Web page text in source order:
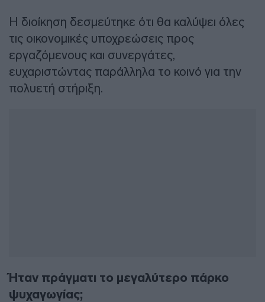
Η διοίκηση δεσμεύτηκε ότι θα καλύψει όλες
τις οικονομικές υποχρεώσεις προς
εργαζόμενους και συνεργάτες,
ευχαριστώντας παράλληλα το κοινό για την
πολυετή στήριξη.
Ήταν πράγματι το μεγαλύτερο πάρκο
ψυχαγωγίας;